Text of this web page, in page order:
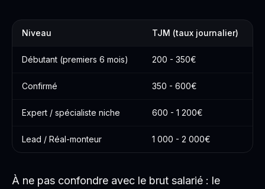
Niveau TJM (taux journalier)
Débutant (premiers 6 mois) 200 - 350€
Confirmé 350 - 600€
Expert / spécialiste niche 600 - 1 200€
Lead / Réal-monteur 1 000 - 2 000€
À ne pas confondre avec le brut salarié : le